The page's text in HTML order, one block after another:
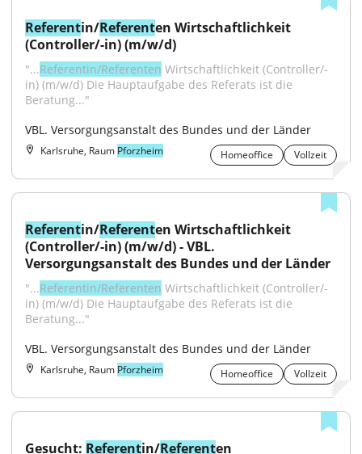
Referentin/Referenten Wirtschaftlichkeit
(Controller/-in) (m/w/d)
"...Referentin/Referenten Wirtschaftlichkeit (Controller/-
in) (m/w/d) Die Hauptaufgabe des Referats ist die
Beratung..."
VBL. Versorgungsanstalt des Bundes und der Länder
Karlsruhe, Raum Pforzheim Homeoffice Vollzeit
Referentin/Referenten Wirtschaftlichkeit
(Controller/-in) (m/w/d) - VBL.
Versorgungsanstalt des Bundes und der Länder
"...Referentin/Referenten Wirtschaftlichkeit (Controller/-
in) (m/w/d) Die Hauptaufgabe des Referats ist die
Beratung..."
VBL. Versorgungsanstalt des Bundes und der Länder
Karlsruhe, Raum Pforzheim Homeoffice Vollzeit
Gesucht: Referentin/Referenten